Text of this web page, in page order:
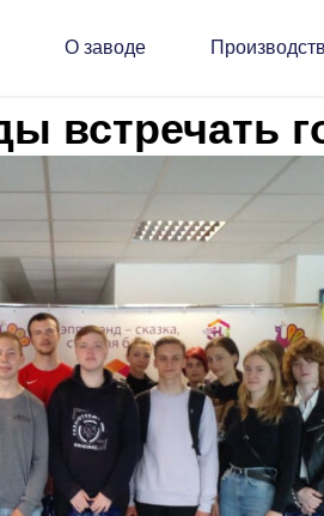
встречать
О заводе